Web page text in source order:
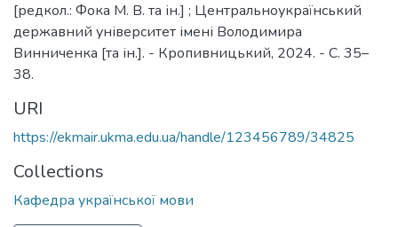
[редкол.: Фока М. В. та ін.] ; Центральноукраїнський
державний університет імені Володимира
Винниченка [та ін.]. - Кропивницький, 2024. - С. 35–
38.
URI
https://ekmair.ukma.edu.ua/handle/123456789/34825
Collections
Кафедра української мови